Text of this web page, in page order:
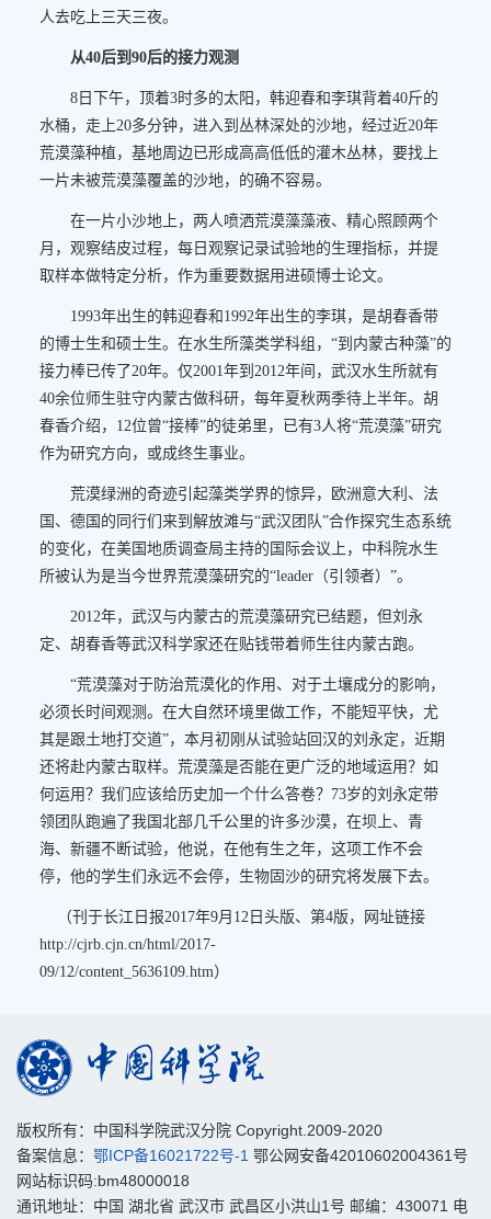
人去吃上三天三夜。
从40后到90后的接力观测
8日下午，顶着3时多的太阳，韩迎春和李琪背着40斤的
水桶，走上20多分钟，进入到丛林深处的沙地，经过近20年
荒漠藻种植，基地周边已形成高高低低的灌木丛林，要找上
一片未被荒漠藻覆盖的沙地，的确不容易。
在一片小沙地上，两人喷洒荒漠藻藻液、精心照顾两个
月，观察结皮过程，每日观察记录试验地的生理指标，并提
取样本做特定分析，作为重要数据用进硕博士论文。
1993年出生的韩迎春和1992年出生的李琪，是胡春香带
的博士生和硕士生。在水生所藻类学科组，“到内蒙古种藻”的
接力棒已传了20年。仅2001年到2012年间，武汉水生所就有
40余位师生驻守内蒙古做科研，每年夏秋两季待上半年。胡
春香介绍，12位曾“接棒”的徒弟里，已有3人将“荒漠藻”研究
作为研究方向，或成终生事业。
荒漠绿洲的奇迹引起藻类学界的惊异，欧洲意大利、法
国、德国的同行们来到解放滩与“武汉团队”合作探究生态系统
的变化，在美国地质调查局主持的国际会议上，中科院水生
所被认为是当今世界荒漠藻研究的“leader（引领者）”。
2012年，武汉与内蒙古的荒漠藻研究已结题，但刘永
定、胡春香等武汉科学家还在贴钱带着师生往内蒙古跑。
“荒漠藻对于防治荒漠化的作用、对于土壤成分的影响，
必须长时间观测。在大自然环境里做工作，不能短平快，尤
其是跟土地打交道”，本月初刚从试验站回汉的刘永定，近期
还将赴内蒙古取样。荒漠藻是否能在更广泛的地域运用？如
何运用？我们应该给历史加一个什么答卷？73岁的刘永定带
领团队跑遍了我国北部几千公里的许多沙漠，在坝上、青
海、新疆不断试验，他说，在他有生之年，这项工作不会
停，他的学生们永远不会停，生物固沙的研究将发展下去。
（刊于长江日报2017年9月12日头版、第4版，网址链接
http://cjrb.cjn.cn/html/2017-
09/12/content_5636109.htm）
版权所有：中国科学院武汉分院 Copyright.2009-2020
备案信息： 鄂ICP备16021722号-1 鄂公网安备42010602004361号
网站标识码:bm48000018
通讯地址：中国 湖北省 武汉市 武昌区小洪山1号 邮编：430071 电